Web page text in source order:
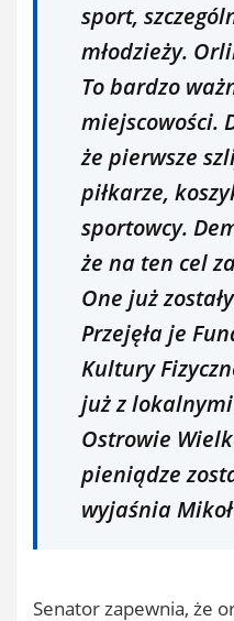
sport,
młodzieży.
To bardzo
miejscowości.
że pierwsze
piłkarze,
sportowcy.
że na ten cel
One już
Przejęła je
Kultury
już z
Ostrowie
pieniądze
wyjaśnia
Senator zapewnia, że